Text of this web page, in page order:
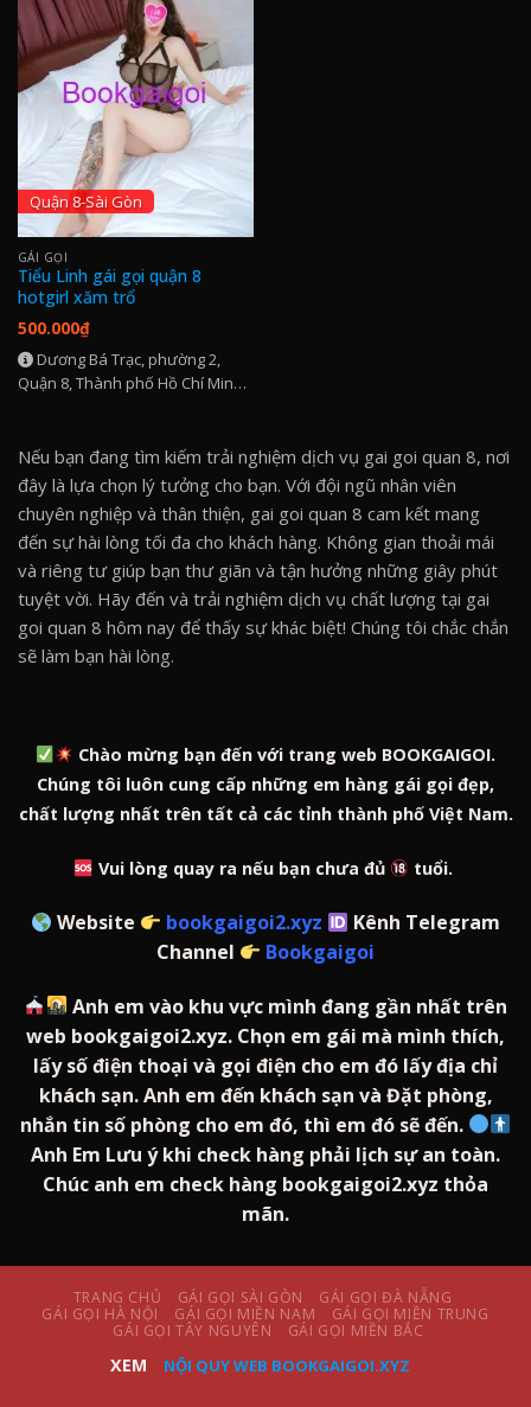
Quận 8-Sài Gòn
GÁI GỌI
Tiểu Linh gái gọi quận 8
hotgirl xăm trổ
500.000₫
Dương Bá Trạc, phường 2,
Quận 8, Thành phố Hồ Chí Minh,
Nếu bạn đang tìm kiếm trải nghiệm dịch vụ gai goi quan 8, nơi
đây là lựa chọn lý tưởng cho bạn. Với đội ngũ nhân viên
chuyên nghiệp và thân thiện, gai goi quan 8 cam kết mang
đến sự hài lòng tối đa cho khách hàng. Không gian thoải mái
và riêng tư giúp bạn thư giãn và tận hưởng những giây phút
tuyệt vời. Hãy đến và trải nghiệm dịch vụ chất lượng tại gai
goi quan 8 hôm nay để thấy sự khác biệt! Chúng tôi chắc chắn
sẽ làm bạn hài lòng.
Chào mừng bạn đến với trang web BOOKGAIGOI.
Chúng tôi luôn cung cấp những em hàng gái gọi đẹp,
chất lượng nhất trên tất cả các tỉnh thành phố Việt Nam.
Vui lòng quay ra nếu bạn chưa đủ tuổi.
Website bookgaigoi2.xyz
Kênh Telegram
Channel
Bookgaigoi
Anh em vào khu vực mình đang gần nhất trên
web bookgaigoi2.xyz. Chọn em gái mà mình thích,
lấy số điện thoại và gọi điện cho em đó lấy địa chỉ
khách sạn. Anh em đến khách sạn và Đặt phòng,
nhắn tin số phòng cho em đó, thì em đó sẽ đến.
Anh Em Lưu ý khi check hàng phải lịch sự an toàn.
Chúc anh em check hàng bookgaigoi2.xyz thỏa
mãn.
TRANG CHỦ GÁI GỌI SÀI GÒN
GÁI GỌI ĐÀ NẴNG
GÁI GỌI HÀ NỘI
GÁI GỌI MIỀN NAM
GÁI GỌI MIỀN TRUNG
GÁI GỌI TÂY NGUYÊN
GÁI GỌI MIỀN BẮC
XEM NỘI QUY WEB BOOKGAIGOI.XYZ